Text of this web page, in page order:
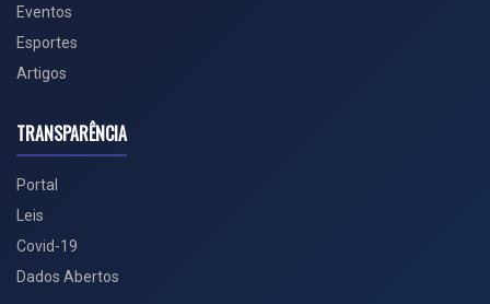
Eventos
Esportes
Artigos
TRANSPARÊNCIA
Portal
Leis
Covid-19
Dados Abertos